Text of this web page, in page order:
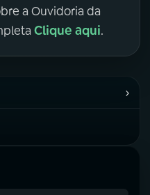
a Ouvidoria da
Clique aqui.
›